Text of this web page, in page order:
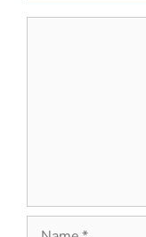
Name